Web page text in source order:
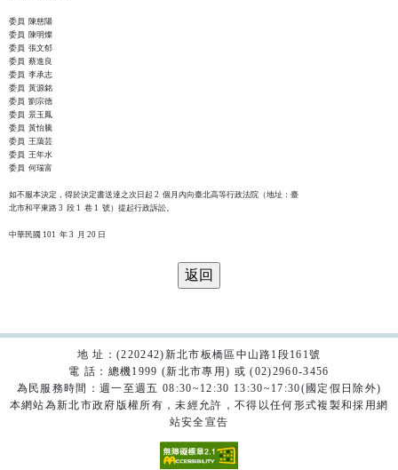
委員  陳慈陽
委員  陳明燦
委員  張文郁
委員  蔡進良
委員  李承志
委員  黃源銘
委員  劉宗德
委員  景玉鳳
委員  黃怡騰
委員  王藹芸
委員  王年水
委員  何瑞富
如不服本決定，得於決定書送達之次日起 2  個月內向臺北高等行政法院（地址：臺
北市和平東路 3  段 1  巷 1  號）提起行政訴訟。
地 址：(220242)新北市板橋區中山路1段161號
電 話：總機1999 (新北市專用) 或 (02)2960-3456
為民服務時間：週一至週五 08:30~12:30 13:30~17:30(國定假日除外)
本網站為新北市政府版權所有，未經允許，不得以任何形式複製和採用網
站安全宣告